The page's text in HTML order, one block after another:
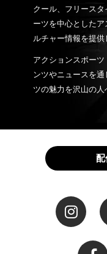
クール、フリース
ーツを中心とした
ルチャー情報を提供
アクションスポー
ンツやニュースを
ツの魅力を沢山の
配